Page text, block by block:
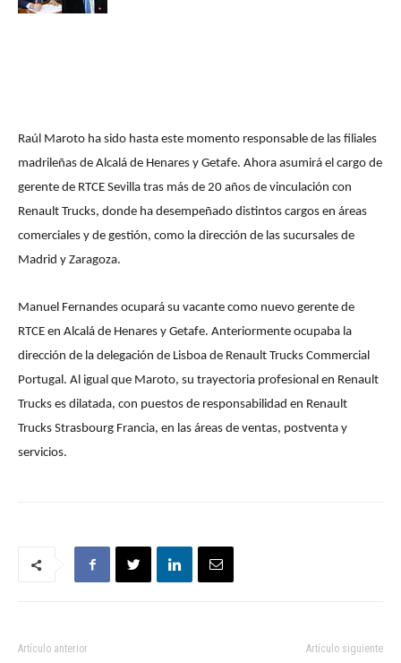
Raúl Maroto ha sido hasta este momento responsable de las filiales
madrileñas de Alcalá de Henares y Getafe. Ahora asumirá el cargo de
gerente de RTCE Sevilla tras más de 20 años de vinculación con
Renault Trucks, donde ha desempeñado distintos cargos en áreas
comerciales y de gestión, como la dirección de las sucursales de
Madrid y Zaragoza.
Manuel Fernandes ocupará su vacante como nuevo gerente de
RTCE en Alcalá de Henares y Getafe. Anteriormente ocupaba la
dirección de la delegación de Lisboa de Renault Trucks Commercial
Portugal. Al igual que Maroto, su trayectoria profesional en Renault
Trucks es dilatada, con puestos de responsabilidad en Renault
Trucks Strasbourg Francia, en las áreas de ventas, postventa y
servicios.
Artículo anterior Artículo siguiente